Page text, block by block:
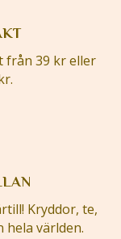
från 39 kr eller
Kryddor, te,
hela världen.